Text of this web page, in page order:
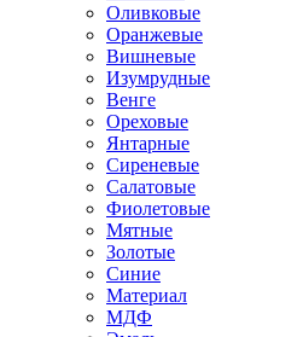
Оливковые
Оранжевые
Вишневые
Изумрудные
Венге
Ореховые
Янтарные
Сиреневые
Салатовые
Фиолетовые
Мятные
Золотые
Синие
Материал
МДФ